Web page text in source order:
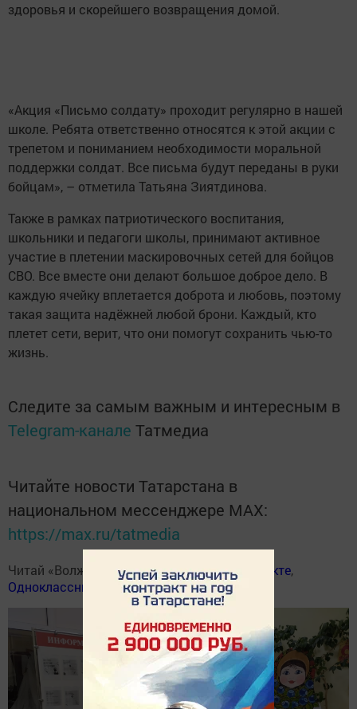
здоровья и скорейшего возвращения домой.
«Акция «Письмо солдату» проходит регулярно в нашей
школе. Ребята ответственно относятся к этой акции с
трепетом и пониманием необходимости моральной
поддержки солдат. Все письма будут переданы в руки
бойцам», – отметила Татьяна Зиятдинова.
Также в рамках патриотического воспитания,
школьники и педагоги школы, принимают активное
участие в плетении маскировочных сетей для бойцов
СВО. Все вместе они делают большое доброе дело. В
каждую ячейку вплетается доброта и любовь, поэтому
такая защита надёжней любой брони. Каждый, кто
плетет сети, верит, что они помогут сохранить чью-то
жизнь.
Следите за самым важным и интересным в
Telegram-канале Татмедиа
Читайте новости Татарстана в
национальном мессенджере MАХ:
https://max.ru/tatmedia
Читай «Волжскую новь» вТелеграм,Вконтакте,
Одноклассники
Дзен